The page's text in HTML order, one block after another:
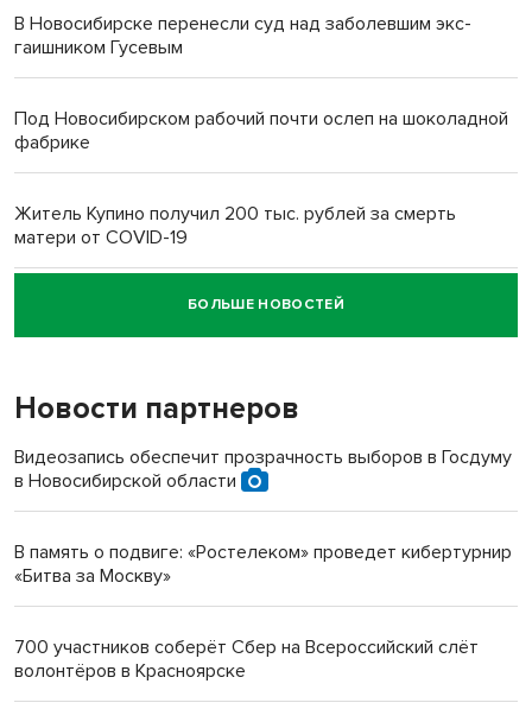
В Новосибирске перенесли суд над заболевшим экс-
гаишником Гусевым
Под Новосибирском рабочий почти ослеп на шоколадной
фабрике
Житель Купино получил 200 тыс. рублей за смерть
матери от COVID-19
Новосибирский суд наказал водителя за смерть
пенсионерки на вокзале
«Мы живём на пастбище!»: в новосибирском селе лошади
терроризируют жителей
Инвалид получил условный срок за избиение врачей
Новосибирский преподаватель с женой вошли в топ-16
Обновлённое отделение ВТБ открылось в Искитиме
БОЛЬШЕ НОВОСТЕЙ
Новости партнеров
Видеозапись обеспечит прозрачность выборов в Госдуму
в Новосибирской области
В память о подвиге: «Ростелеком» проведет кибертурнир
«Битва за Москву»
700 участников соберёт Сбер на Всероссийский слёт
волонтёров в Красноярске